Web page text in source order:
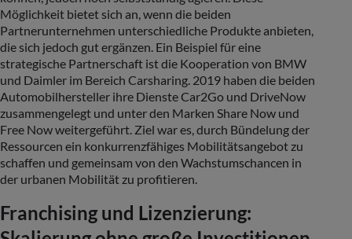
Möglichkeit bietet sich an, wenn die beiden
Partnerunternehmen unterschiedliche Produkte anbieten,
die sich jedoch gut ergänzen. Ein Beispiel für eine
strategische Partnerschaft ist die Kooperation von BMW
und Daimler im Bereich Carsharing. 2019 haben die beiden
Automobilhersteller ihre Dienste Car2Go und DriveNow
zusammengelegt und unter den Marken Share Now und
Free Now weitergeführt. Ziel war es, durch Bündelung der
Ressourcen ein konkurrenzfähiges Mobilitätsangebot zu
schaffen und gemeinsam von den Wachstumschancen in
der urbanen Mobilität zu profitieren.
Franchising und Lizenzierung: